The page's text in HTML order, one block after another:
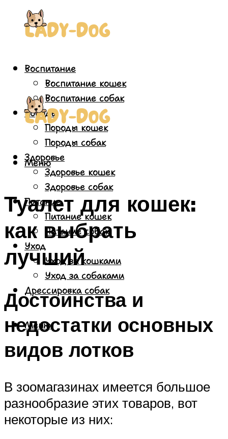
Воспитание
Воспитание кошек
Воспитание собак
Породы
Породы кошек
Породы собак
Здоровье
Здоровье кошек
Здоровье собак
Питание
Питание кошек
Питание собак
Уход
Уход за кошками
Уход за собаками
Дрессировка собак
Меню
Меню
Туалет для кошек:
как выбрать
лучший
Достоинства и
недостатки основных
видов лотков
В зоомагазинах имеется большое
разнообразие этих товаров, вот
некоторые из них: